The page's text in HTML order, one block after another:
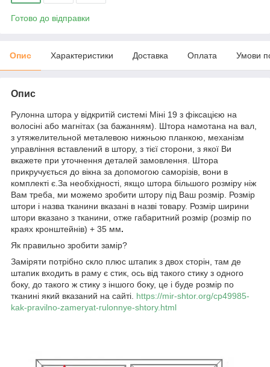
Готово до відправки
Опис Характеристики Доставка Оплата Умови
Опис
Рулонна штора у відкритій системі Міні 19 з фіксацією на
волосіні або магнітах (за бажанням). Штора намотана на вал,
з утяжелительной металевою нижньою планкою, механізм
управління вставлений в штору, з тієї сторони, з якої Ви
вкажете при уточнення деталей замовлення. Штора
прикручується до вікна за допомогою саморізів, вони в
комплекті є.За необхідності, якщо штора більшого розміру ніж
Вам треба, ми можемо зробити штору під Ваш розмір. Розмір
штори і назва тканини вказані в назві товару. Розмір ширини
штори вказано з тканини, отже габаритний розмір (розмір по
краях кронштейнів) + 35 мм.
Як правильно зробити замір?
Заміряти потрібно скло плюс штапик з двох сторін, там де
штапик входить в раму є стик, ось від такого стику з одного
боку, до такого ж стику з іншого боку, це і буде розмір по
тканині який вказаний на сайті. https://mir-shtor.org/cp49985-
kak-pravilno-zameryat-rulonnye-shtory.html